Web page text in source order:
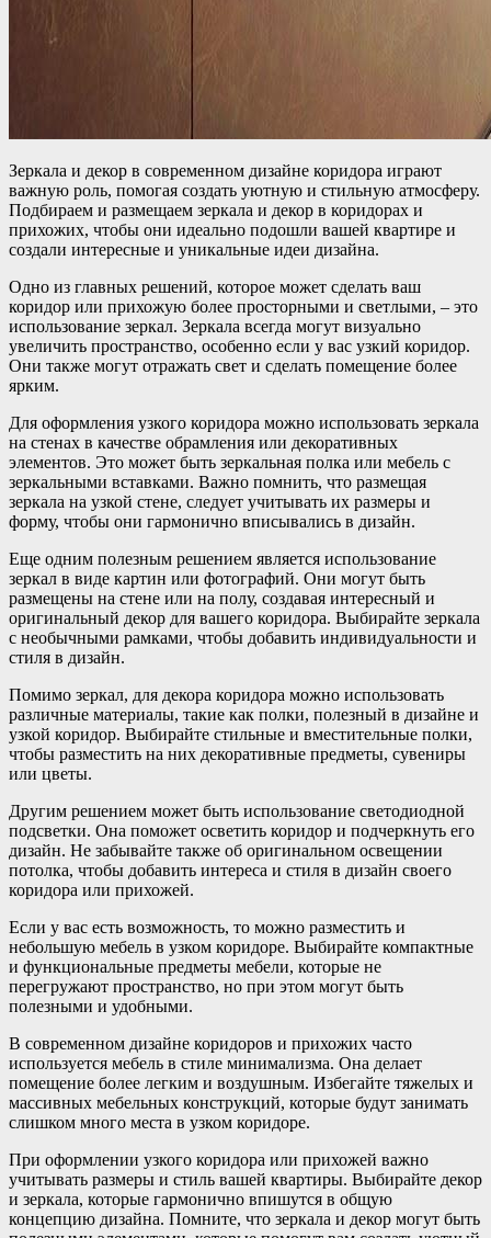
Зеркала и декор в современном дизайне коридора играют
важную роль, помогая создать уютную и стильную атмосферу.
Подбираем и размещаем зеркала и декор в коридорах и
прихожих, чтобы они идеально подошли вашей квартире и
создали интересные и уникальные идеи дизайна.
Одно из главных решений, которое может сделать ваш
коридор или прихожую более просторными и светлыми, – это
использование зеркал. Зеркала всегда могут визуально
увеличить пространство, особенно если у вас узкий коридор.
Они также могут отражать свет и сделать помещение более
ярким.
Для оформления узкого коридора можно использовать зеркала
на стенах в качестве обрамления или декоративных
элементов. Это может быть зеркальная полка или мебель с
зеркальными вставками. Важно помнить, что размещая
зеркала на узкой стене, следует учитывать их размеры и
форму, чтобы они гармонично вписывались в дизайн.
Еще одним полезным решением является использование
зеркал в виде картин или фотографий. Они могут быть
размещены на стене или на полу, создавая интересный и
оригинальный декор для вашего коридора. Выбирайте зеркала
с необычными рамками, чтобы добавить индивидуальности и
стиля в дизайн.
Помимо зеркал, для декора коридора можно использовать
различные материалы, такие как полки, полезный в дизайне и
узкой коридор. Выбирайте стильные и вместительные полки,
чтобы разместить на них декоративные предметы, сувениры
или цветы.
Другим решением может быть использование светодиодной
подсветки. Она поможет осветить коридор и подчеркнуть его
дизайн. Не забывайте также об оригинальном освещении
потолка, чтобы добавить интереса и стиля в дизайн своего
коридора или прихожей.
Если у вас есть возможность, то можно разместить и
небольшую мебель в узком коридоре. Выбирайте компактные
и функциональные предметы мебели, которые не
перегружают пространство, но при этом могут быть
полезными и удобными.
В современном дизайне коридоров и прихожих часто
используется мебель в стиле минимализма. Она делает
помещение более легким и воздушным. Избегайте тяжелых и
массивных мебельных конструкций, которые будут занимать
слишком много места в узком коридоре.
При оформлении узкого коридора или прихожей важно
учитывать размеры и стиль вашей квартиры. Выбирайте декор
и зеркала, которые гармонично впишутся в общую
концепцию дизайна. Помните, что зеркала и декор могут быть